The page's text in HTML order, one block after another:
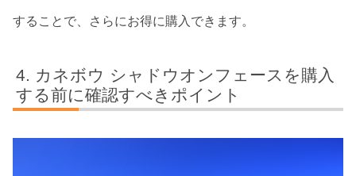
することで、さらにお得に購入できます。
カネボウ シャドウオンフェースを購入
する前に確認すべきポイント